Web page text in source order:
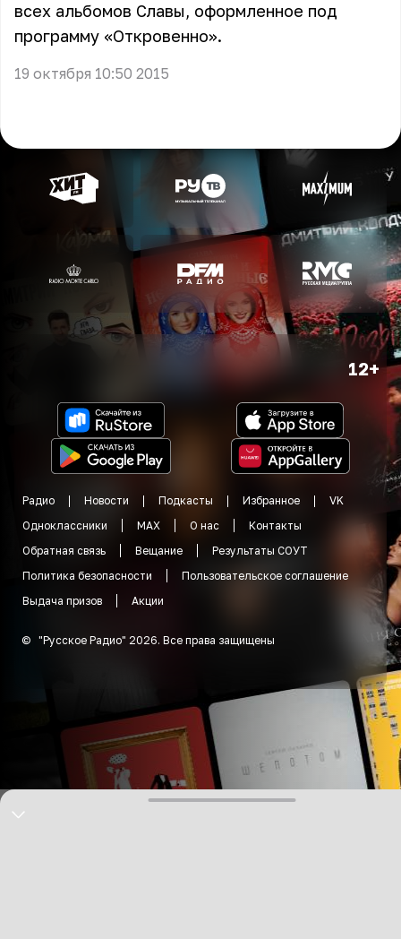
всех альбомов Славы, оформленное под
программу «Откровенно».
19 октября 10:50 2015
12+
Радио Новости Подкасты Избранное
VK
Одноклассники
MAX О нас
Контакты
Обратная связь
Вещание
Результаты СОУТ
Политика безопасности
Пользовательское соглашение
Выдача призов
Акции
© "Русское Радио" 2026. Все права защищены